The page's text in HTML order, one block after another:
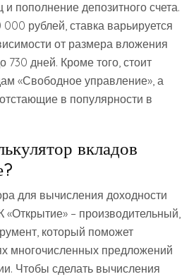
пополнение депозитного счета.
рублей, ставка варьируется
от размера вложения
730 дней. Кроме того, стоит
«Свободное управление», а
в популярности в
вкладов
для вычисления доходности
«Открытие» – производительный,
который поможет
многочисленных предложений
Чтобы сделать вычисления